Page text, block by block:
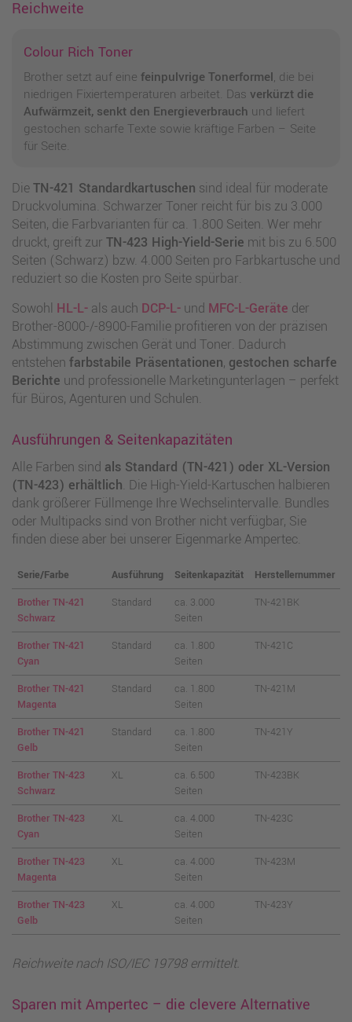
Reichweite
Colour Rich Toner
Brother setzt auf eine feinpulvrige Tonerformel, die bei
niedrigen Fixiertemperaturen arbeitet. Das verkürzt die
Aufwärmzeit, senkt den Energieverbrauch und liefert
gestochen scharfe Texte sowie kräftige Farben – Seite
für Seite.
DieTN-421 Standardkartuschen sind ideal für moderate
Druckvolumina. Schwarzer Toner reicht für bis zu 3.000
Seiten, die Farbvarianten für ca. 1.800 Seiten. Wer mehr
druckt, greift zur TN-423 High-Yield-Serie mit bis zu 6.500
Seiten (Schwarz) bzw. 4.000 Seiten pro Farbkartusche und
reduziert so die Kosten pro Seite spürbar.
Sowohl HL-L-als auch DCP-L-und MFC-L-Geräte der
Brother-8000-/-8900-Familie profitieren von der präzisen
Abstimmung zwischen Gerät und Toner. Dadurch
entstehen farbstabile Präsentationen, gestochen scharfe
Berichte und professionelle Marketingunterlagen – perfekt
für Büros, Agenturen und Schulen.
Ausführungen & Seitenkapazitäten
Alle Farben sind als Standard (TN-421) oder XL-Version
(TN-423) erhältlich. Die High-Yield-Kartuschen halbieren
dank größerer Füllmenge Ihre Wechselintervalle. Bundles
oder Multipacks sind von Brother nicht verfügbar, Sie
finden diese aber bei unserer Eigenmarke Ampertec.
Serie/Farbe Ausführung Seitenkapazität
Herstellernummer
Brother TN-421
Schwarz
Standard
ca. 3.000
Seiten
TN-421BK
Brother TN-421
Cyan
Standard
ca. 1.800
Seiten
TN-421C
Brother TN-421
Magenta
Standard
ca. 1.800
Seiten
TN-421M
Brother TN-421
Gelb
Standard
ca. 1.800
Seiten
TN-421Y
Brother TN-423
Schwarz
XL
ca. 6.500
Seiten
TN-423BK
Brother TN-423
Cyan
XL
ca. 4.000
Seiten
TN-423C
Brother TN-423
Magenta
XL
ca. 4.000
Seiten
TN-423M
Brother TN-423
Gelb
XL
ca. 4.000
Seiten
TN-423Y
Reichweite nach ISO/IEC 19798 ermittelt.
Sparen mit Ampertec – die clevere Alternative